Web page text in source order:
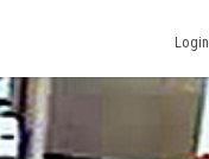
Login